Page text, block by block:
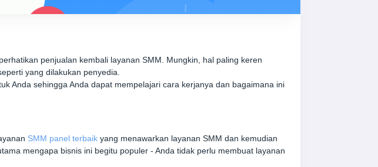
penjualan kembali layanan SMM. Mungkin, hal paling keren
yang dilakukan penyedia.
Anda sehingga Anda dapat mempelajari cara kerjanya dan bagaimana ini
SMM panel terbaik yang menawarkan layanan SMM dan kemudian
mengapa bisnis ini begitu populer - Anda tidak perlu membuat layanan